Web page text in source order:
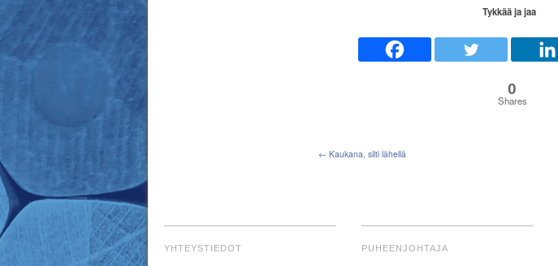
Tykkää ja jaa
0
Shares
← Kaukana, silti lähellä
YHTEYSTIEDOT PUHEENJOHTAJA